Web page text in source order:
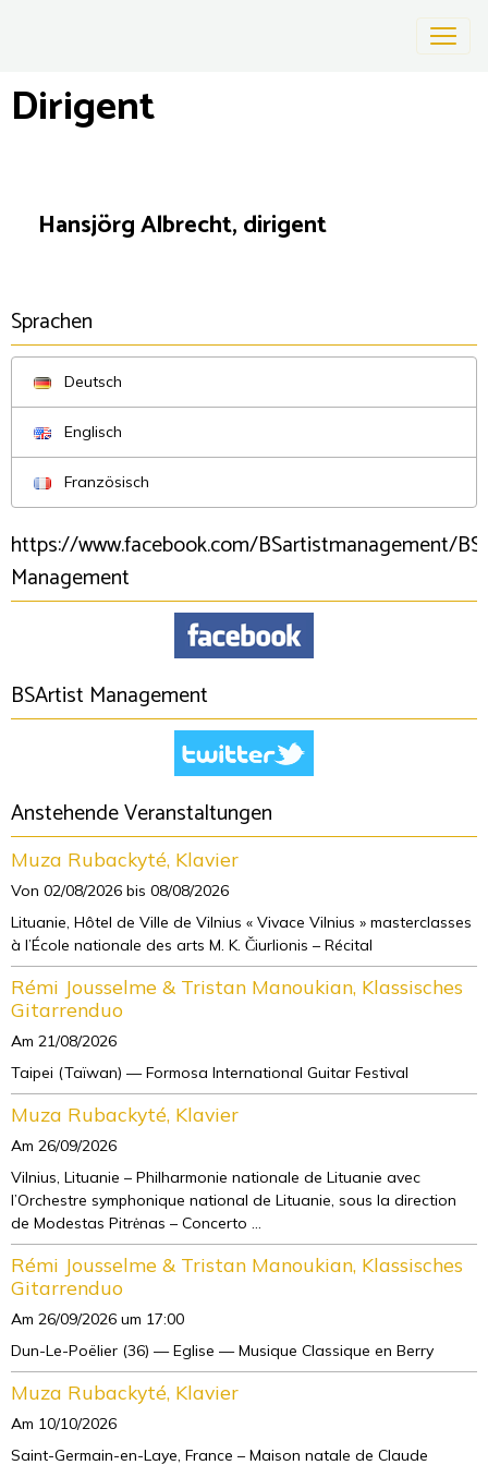
Dirigent
Hansjörg Albrecht, dirigent
Sprachen
Deutsch
Englisch
Französisch
https://www.facebook.com/BSartistmanagement/
Management
BSArtist Management
Anstehende Veranstaltungen
Muza Rubackyté, Klavier
Von 02/08/2026 bis 08/08/2026
Lituanie, Hôtel de Ville de Vilnius « Vivace Vilnius » masterclasses
à l’École nationale des arts M. K. Čiurlionis – Récital
Rémi Jousselme & Tristan Manoukian, Klassisches
Gitarrenduo
Am 21/08/2026
Taipei (Taïwan) — Formosa International Guitar Festival
Muza Rubackyté, Klavier
Am 26/09/2026
Vilnius, Lituanie – Philharmonie nationale de Lituanie avec
l’Orchestre symphonique national de Lituanie, sous la direction
de Modestas Pitrėnas – Concerto ...
Rémi Jousselme & Tristan Manoukian, Klassisches
Gitarrenduo
Am 26/09/2026 um 17:00
Dun-Le-Poëlier (36) — Eglise — Musique Classique en Berry
Muza Rubackyté, Klavier
Am 10/10/2026
Saint-Germain-en-Laye, France – Maison natale de Claude